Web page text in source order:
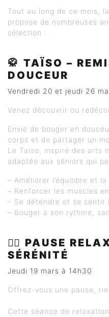
Tout au long de ce mois,
propose de nombreuses
sélection :
🥋 TAÏSO –
DOUCEUR
Vendredi 20 et jeudi 26
Venez découvrir ou
Envie de bouger en
corps et de partager un
Le Taïso, inspiré des arts
adaptée aux séniors qui
– Améliorer l’équilibre et la
– Renforcer les muscles
– Se détendre et se sentir
– Bouger à son rythme,
🧘‍♀️ PAUSE
SÉRÉNITÉ
Jeudi 19 mars à 14h30
Offrez-vous une pause,
Cette séance de